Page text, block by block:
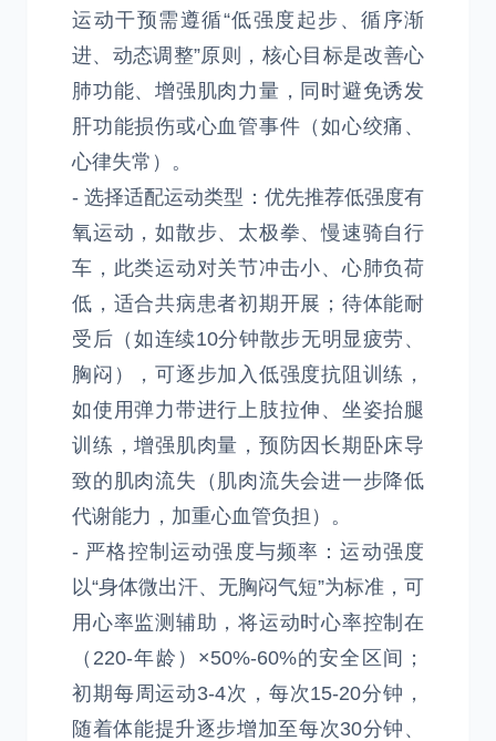
运动干预需遵循“低强度起步、循序渐
进、动态调整”原则，核心目标是改善心
肺功能、增强肌肉力量，同时避免诱发
肝功能损伤或心血管事件（如心绞痛、
心律失常）。
- 选择适配运动类型：优先推荐低强度有
氧运动，如散步、太极拳、慢速骑自行
车，此类运动对关节冲击小、心肺负荷
低，适合共病患者初期开展；待体能耐
受后（如连续10分钟散步无明显疲劳、
胸闷），可逐步加入低强度抗阻训练，
如使用弹力带进行上肢拉伸、坐姿抬腿
训练，增强肌肉量，预防因长期卧床导
致的肌肉流失（肌肉流失会进一步降低
代谢能力，加重心血管负担）。
- 严格控制运动强度与频率：运动强度
以“身体微出汗、无胸闷气短”为标准，可
用心率监测辅助，将运动时心率控制在
（220-年龄）×50%-60%的安全区间；
初期每周运动3-4次，每次15-20分钟，
随着体能提升逐步增加至每次30分钟、